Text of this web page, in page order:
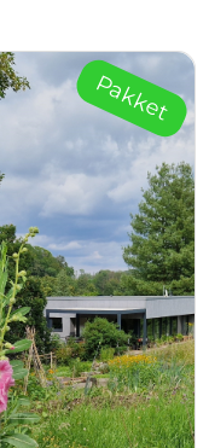
Pakket